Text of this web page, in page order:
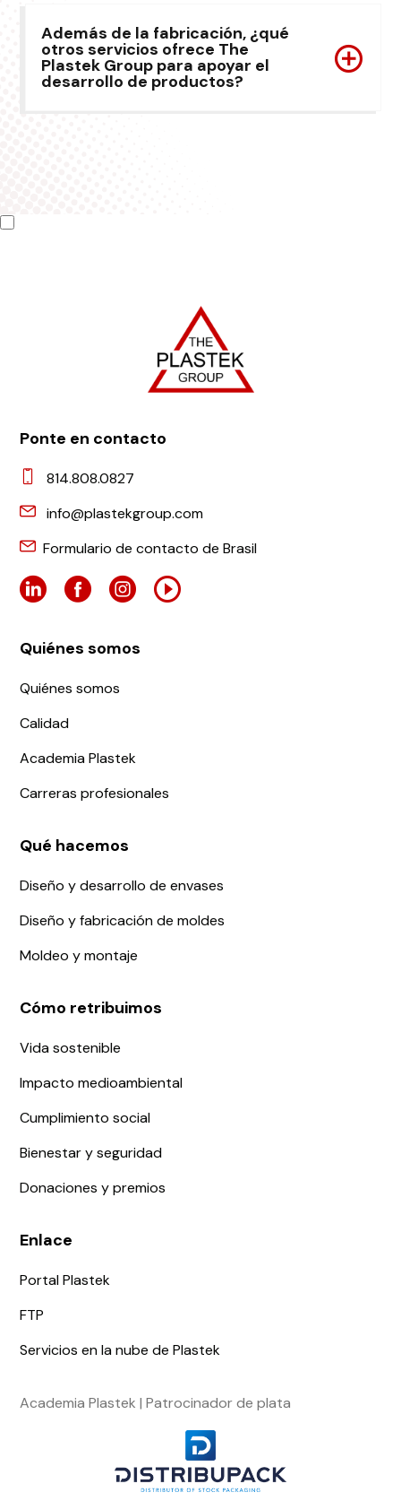
Además de la fabricación, ¿qué
otros servicios ofrece The
Plastek Group para apoyar el
desarrollo de productos?
Ponte en contacto
814.808.0827
info@plastekgroup.com
Formulario de contacto de Brasil
Quiénes somos
Quiénes somos
Calidad
Academia Plastek
Carreras profesionales
Qué hacemos
Diseño y desarrollo de envases
Diseño y fabricación de moldes
Moldeo y montaje
Cómo retribuimos
Vida sostenible
Impacto medioambiental
Cumplimiento social
Bienestar y seguridad
Donaciones y premios
Enlace
Portal Plastek
FTP
Servicios en la nube de Plastek
Academia Plastek | Patrocinador de plata